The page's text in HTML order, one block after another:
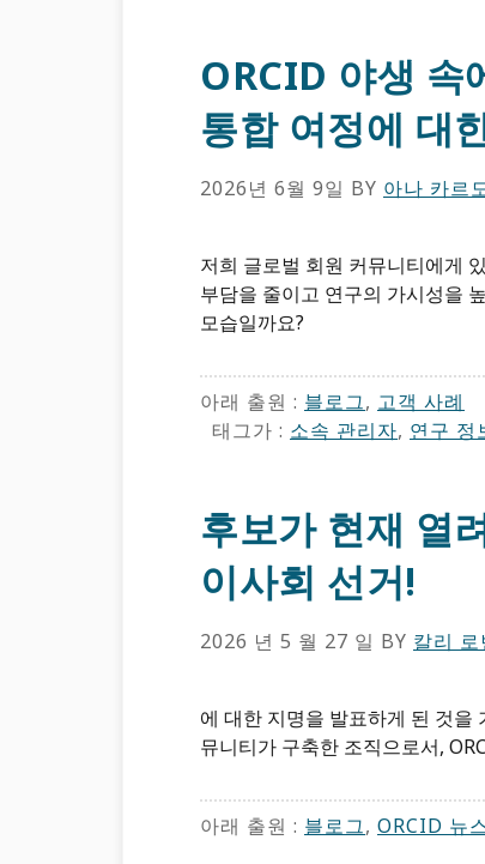
ORCID 야생
통합 여정에 대
2026년 6월 9일 BY 아나 카르
저희 글로벌 회원 커뮤니티에게
부담을 줄이고 연구의 가시성을
모습일까요?
아래 출원 : 블로그, 고객 사례
태그가 : 소속 관리자, 연구 정
후보가 현재 열
이사회 선거!
2026 년 5 월 27 일 BY 칼리 로
에 대한 지명을 발표하게 된 것을
뮤니티가 구축한 조직으로서,
아래 출원 : 블로그, ORCID ​뉴